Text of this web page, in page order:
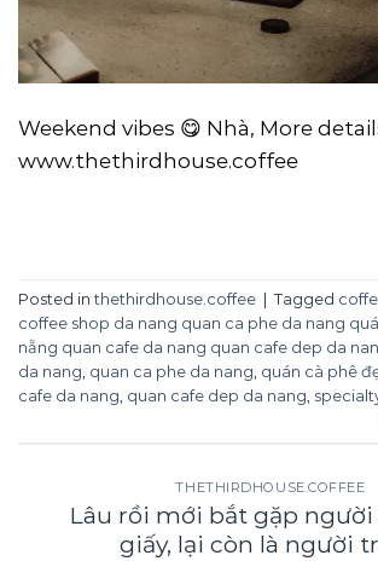
Weekend vibes 😋 Nhà, More
www.thethirdhouse.coffee
Posted inthethirdhouse.coffee Tagged
coffee shop da nang quan ca phe da nang
nẵng quan cafe da nang quan cafe dep da
da nang, quan ca phe da nang, quán cà phê
cafe da nang, quan cafe dep da nang,
THETHIRDHOUSE.COFFEE
Lâu rồi mới bắt gặp người
giấy, lại còn là người